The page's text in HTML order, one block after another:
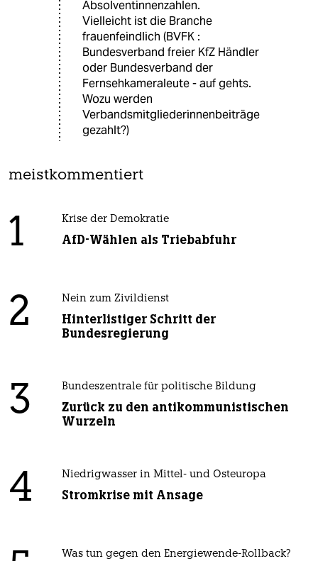
Absolventinnenzahlen.
Vielleicht ist die Branche
frauenfeindlich (BVFK :
Bundesverband freier KfZ Händler
oder Bundesverband der
Fernsehkameraleute - auf gehts.
Wozu werden
Verbandsmitgliederinnenbeiträge
gezahlt?)
meistkommentiert
1 Krise der Demokratie
AfD-Wählen als Triebabfuhr
2 Nein zum Zivildienst
Hinterlistiger Schritt der
Bundesregierung
3 Bundeszentrale für politische Bildung
Zurück zu den antikommunistischen
Wurzeln
4 Niedrigwasser in Mittel- und Osteuropa
Stromkrise mit Ansage
Was tun gegen den Energiewende-Rollback?